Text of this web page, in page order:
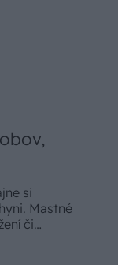
si
Mastné
či
by ste
či